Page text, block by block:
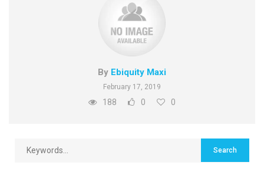
By Ebiquity Maxi
February 17, 2019
188 0 0